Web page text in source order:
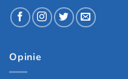
Opinie